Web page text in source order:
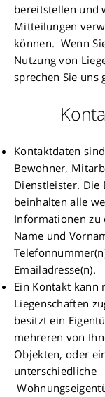
bereitstellen und
Mitteilungen
können. Wenn
Nutzung von
sprechen Sie uns
Kontaktdaten
Bewohner,
Dienstleister. Die
beinhalten alle
Informationen zu
Name und
Emailadresse(n).
Ein Kontakt kann
Liegenschaften
besitzt ein
mehreren von
Objekten, oder
unterschiedliche